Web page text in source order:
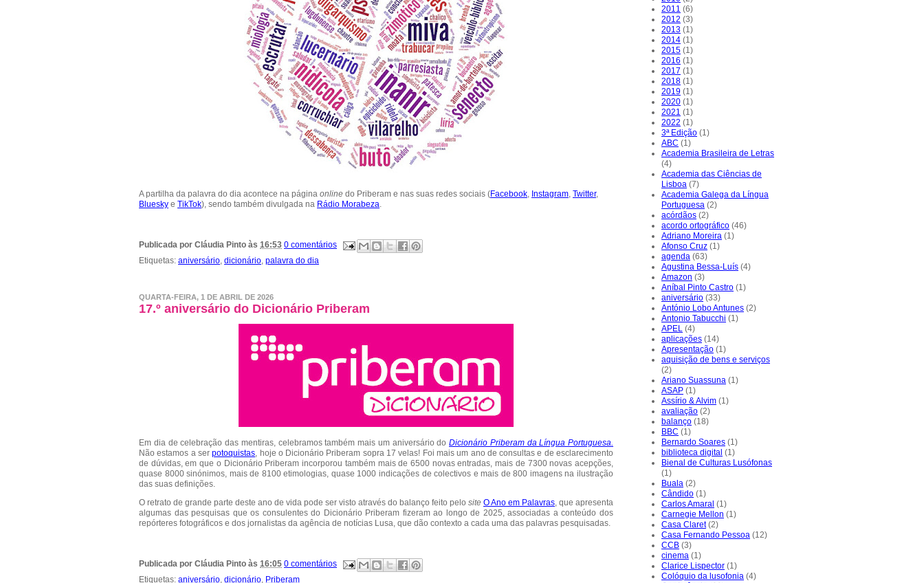
A partilha da palavra do dia acontece na página online do Priberam e nas suas redes sociais (Facebook, Instagram, Twitter,
Bluesky e TikTok), sendo também divulgada na Rádio Morabeza.
Publicada por Cláudia Pinto às 16:53 0 comentários
Etiquetas: aniversário, dicionário, palavra do dia
QUARTA-FEIRA, 1 DE ABRIL DE 2026
17.º aniversário do Dicionário Priberam
Em dia de celebração das mentiras, celebramos também mais um aniversário do Dicionário Priberam da Língua Portuguesa.
Não estamos a serpotoquistas, hoje o Dicionário Priberam sopra 17 velas! Foi mais um ano de consultas e de esclarecimento
de dúvidas, em que o Dicionário Priberam incorporou também mais de 6500 novas entradas, mais de 7300 novas acepções,
quase 8000 sinónimos, mais de 8100 etimologias, quase 1000 indicações de colectivos e mais de 800 imagens na ilustração
das suas definições.
O retrato de grande parte deste ano de vida pode ser visto através do balanço feito pelo site O Ano em Palavras, que apresenta
algumas das pesquisas que os consulentes do Dicionário Priberam fizeram ao longo de 2025, associadas a conteúdo dos
repórteres fotográficos e dos jornalistas da agência de notícias Lusa, que dão contexto a cada uma das palavras pesquisadas.
Publicada por Cláudia Pinto às 16:05 0 comentários
Etiquetas: aniversário, dicionário, Priberam
2011 (6)
2012 (3)
2013 (1)
2014 (1)
2015 (1)
2016 (1)
2017 (1)
2018 (1)
2019 (1)
2020 (1)
2021 (1)
2022 (1)
3ª Edição (1)
ABC (1)
Academia Brasileira de Letras
(4)
Academia das Ciências de
Lisboa (7)
Academia Galega da Língua
Portuguesa (2)
acórdãos (2)
acordo ortográfico (46)
Adriano Moreira (1)
Afonso Cruz (1)
agenda (63)
Agustina Bessa-Luís (4)
Amazon (3)
Aníbal Pinto Castro (1)
aniversário (33)
António Lobo Antunes (2)
Antonio Tabucchi (1)
APEL (4)
aplicações (14)
Apresentação (1)
aquisição de bens e serviços
(2)
Ariano Suassuna (1)
ASAP (1)
Assírio & Alvim (1)
avaliação (2)
balanço (18)
BBC (1)
Bernardo Soares (1)
biblioteca digital (1)
Bienal de Culturas Lusófonas
(1)
Buala (2)
Cândido (1)
Carlos Amaral (1)
Carnegie Mellon (1)
Casa Claret (2)
Casa Fernando Pessoa (12)
CCB (3)
cinema (1)
Clarice Lispector (1)
Colóquio da lusofonia (4)